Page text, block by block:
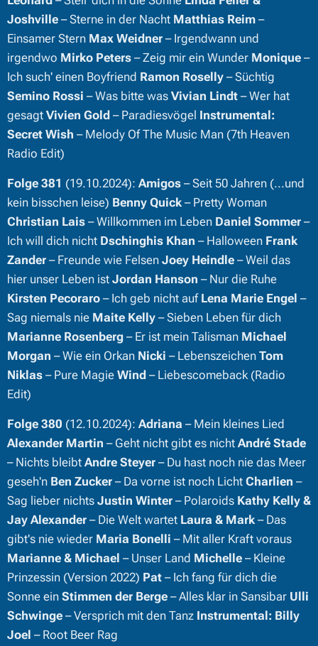
Joshville – Sterne in der Nacht Matthias Reim –
Einsamer Stern Max Weidner – Irgendwann und
irgendwo Mirko Peters – Zeig mir ein Wunder Monique –
Ich such' einen Boyfriend Ramon Roselly – Süchtig
Semino Rossi – Was bitte was Vivian Lindt – Wer hat
gesagt Vivien Gold – Paradiesvögel Instrumental:
Secret Wish – Melody Of The Music Man (7th Heaven
Radio Edit)
Folge 381 (19.10.2024): Amigos – Seit 50 Jahren (...und
kein bisschen leise) Benny Quick– Pretty Woman
Christian Lais – Willkommen im Leben Daniel Sommer –
Ich will dich nicht Dschinghis Khan – Halloween Frank
Zander – Freunde wie Felsen Joey Heindle – Weil das
hier unser Leben ist Jordan Hanson – Nur die Ruhe
Kirsten Pecoraro – Ich geb nicht auf Lena Marie Engel –
Sag niemals nie Maite Kelly – Sieben Leben für dich
Marianne Rosenberg – Er ist mein Talisman Michael
Morgan – Wie ein Orkan Nicki – Lebenszeichen Tom
Niklas – Pure Magie Wind – Liebescomeback (Radio
Edit)
Folge 380 (12.10.2024): Adriana – Mein kleines Lied
Alexander Martin – Geht nicht gibt es nicht André Stade
– Nichts bleibt Andre Steyer – Du hast noch nie das Meer
geseh'n Ben Zucker – Da vorne ist noch Licht Charlien –
Sag lieber nichts Justin Winter – Polaroids Kathy Kelly &
Jay Alexander – Die Welt wartet Laura & Mark– Das
gibt's nie wieder Maria Bonelli – Mit aller Kraft voraus
Marianne & Michael – Unser Land Michelle – Kleine
Prinzessin (Version 2022) Pat – Ich fang für dich die
Sonne ein Stimmen der Berge – Alles klar in Sansibar Ulli
Schwinge – Versprich mit den Tanz Instrumental: Billy
Joel – Root Beer Rag